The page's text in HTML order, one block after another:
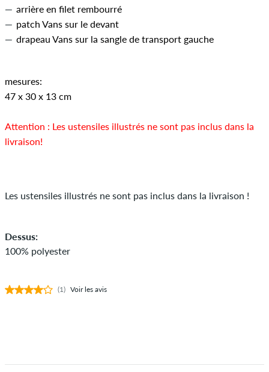
arrière en filet rembourré
patch Vans sur le devant
drapeau Vans sur la sangle de transport gauche
mesures:
47 x 30 x 13 cm
Attention : Les ustensiles illustrés ne sont pas inclus dans la
livraison!
Les ustensiles illustrés ne sont pas inclus dans la livraison !
Dessus:
100% polyester
(1) Voir les avis